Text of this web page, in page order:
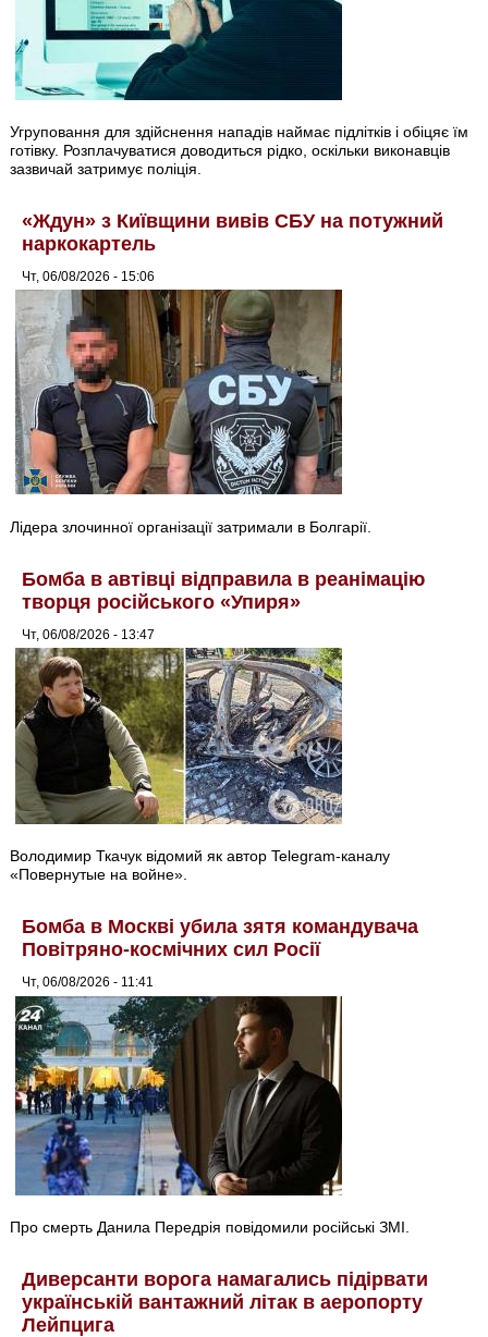
Угруповання для здійснення нападів наймає підлітків і обіцяє їм
готівку. Розплачуватися доводиться рідко, оскільки виконавців
зазвичай затримує поліція.
«Ждун» з Київщини вивів СБУ на потужний
наркокартель
Чт, 06/08/2026 - 15:06
Лідера злочинної організації затримали в Болгарії.
Бомба в автівці відправила в реанімацію
творця російського «Упиря»
Чт, 06/08/2026 - 13:47
Володимир Ткачук відомий як автор Telegram-каналу
«Повернутые на войне».
Бомба в Москві убила зятя командувача
Повітряно-космічних сил Росії
Чт, 06/08/2026 - 11:41
Про смерть Данила Передрія повідомили російські ЗМІ.
Диверсанти ворога намагались підірвати
українській вантажний літак в аеропорту
Лейпцига